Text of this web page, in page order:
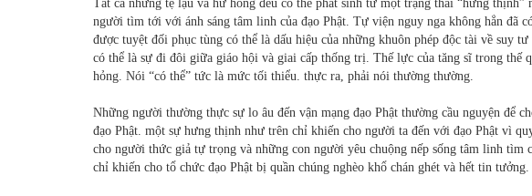
Tất cả những tệ lậu và hư hỏng đều có thể phát sinh từ một trạng thái “hưng
người tìm tới với ánh sáng tâm linh của đạo Phật. Tự viện nguy nga không hẳn đã
được tuyệt đối phục tùng có thể là dấu hiệu của những khuôn phép độc tài về suy
có thể là sự đi đôi giữa giáo hội và giai cấp thống trị. Thế lực của tăng sĩ trong thế
hỏng. Nói “có thể” tức là mức tối thiểu. thực ra, phải nói thường thường.
Những người thường thực sự lo âu đến vận mạng đạo Phật thường cầu nguyện để
đạo Phật. một sự hưng thịnh như trên chỉ khiến cho người ta đến với đạo Phật vì
cho người thức giả tự trọng và những con người yêu chuộng nếp sống tâm linh
chỉ khiến cho tổ chức đạo Phật bị quần chúng nghèo khổ chán ghét và hết tin tưởng.